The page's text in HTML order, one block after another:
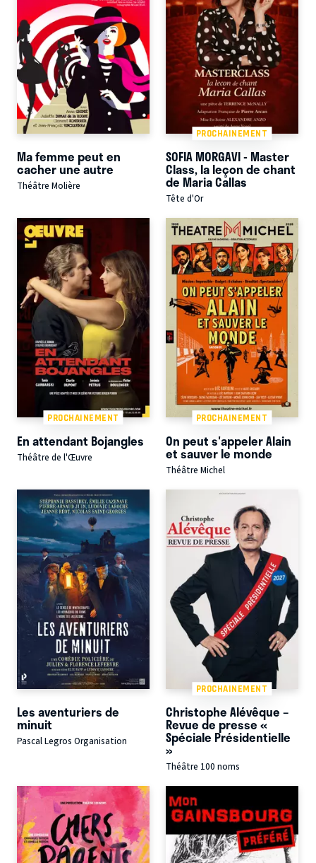
Ma femme peut en
cacher une autre
Théâtre Molière
PROCHAINEMENT
SOFIA MORGAVI - Master
Class, la leçon de chant
de Maria Callas
Tête d'Or
PROCHAINEMENT
En attendant Bojangles
Théâtre de l'Œuvre
PROCHAINEMENT
On peut s'appeler Alain
et sauver le monde
Théâtre Michel
Les aventuriers de
minuit
Pascal Legros Organisation
PROCHAINEMENT
Christophe Alévêque –
Revue de presse «
Spéciale Présidentielle
»
Théâtre 100 noms